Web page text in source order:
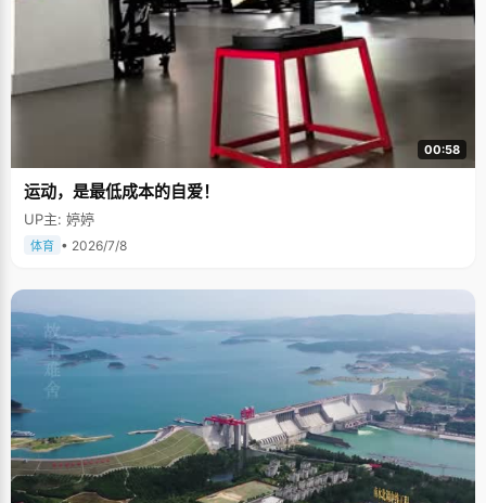
00:58
运动，是最低成本的自爱！
UP主: 婷婷
体育 • 2026/7/8